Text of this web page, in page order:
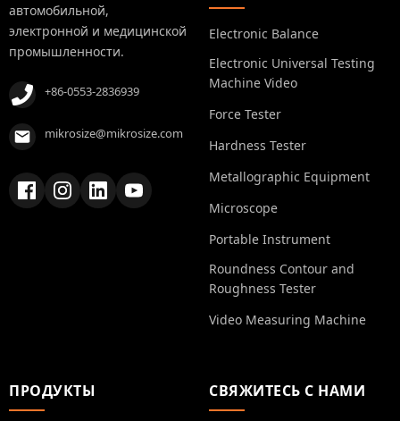
автомобильной,
электронной и медицинской
промышленности.
+86-0553-2836939
mikrosize@mikrosize.com
Electronic Balance
Electronic Universal Testing
Machine Video
Force Tester
Hardness Tester
Metallographic Equipment
Microscope
Portable Instrument
Roundness Contour and
Roughness Tester
Video Measuring Machine
ПРОДУКТЫ СВЯЖИТЕСЬ С НАМИ